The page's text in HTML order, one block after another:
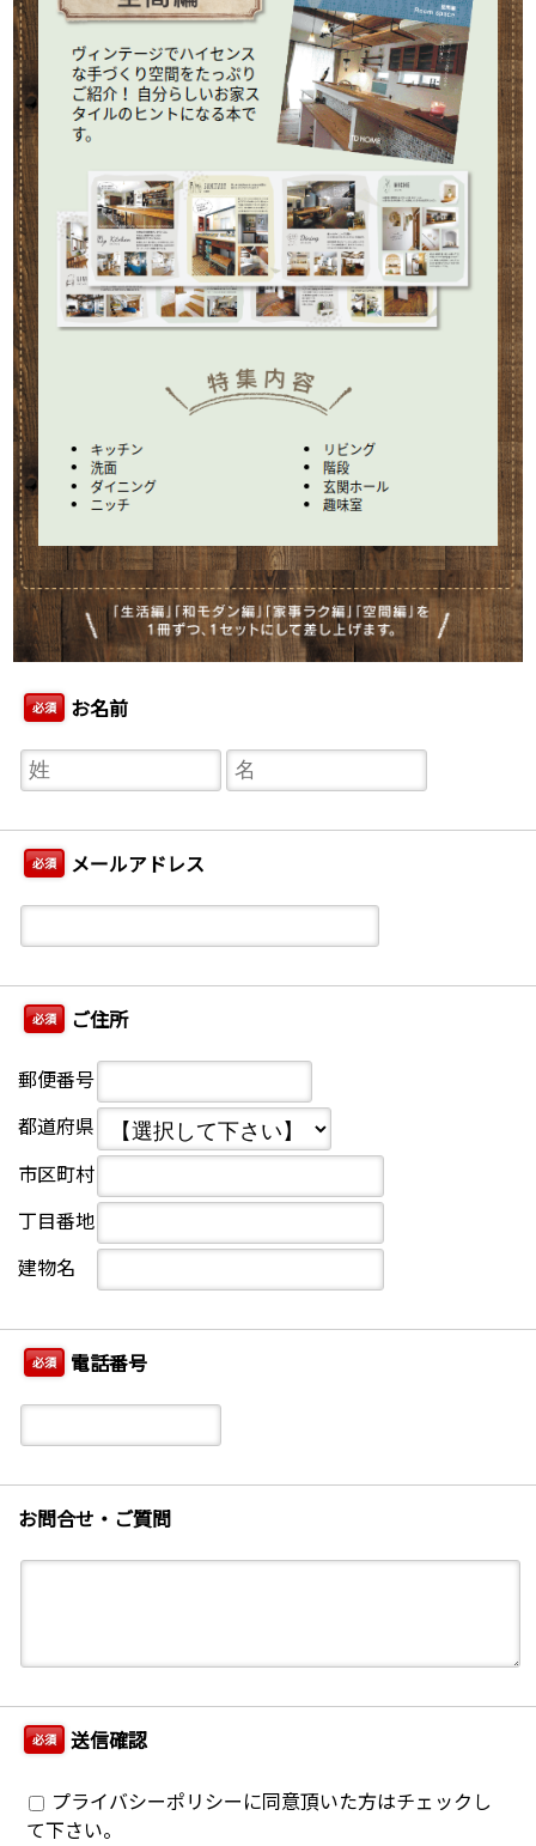
必須 お名前
必須 メールアドレス
必須 ご住所
郵便番号
都道府県
市区町村
丁目番地
建物名
必須 電話番号
お問合せ・ご質問
必須 送信確認
プライバシーポリシーに同意頂いた方はチェックし
て下さい。